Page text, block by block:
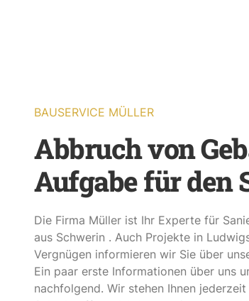
BAUSERVICE MÜLLER
Abbruch von
Aufgabe für den
Die Firma Müller ist Ihr Experte für
aus Schwerin . Auch Projekte in
Vergnügen informieren wir Sie über
Ein paar erste Informationen über uns
nachfolgend. Wir stehen Ihnen